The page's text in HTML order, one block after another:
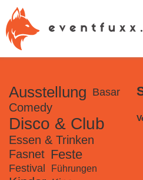
Ausstellung Basar
Comedy
Disco & Club
Essen & Trinken
Fasnet Feste
Festival Führungen